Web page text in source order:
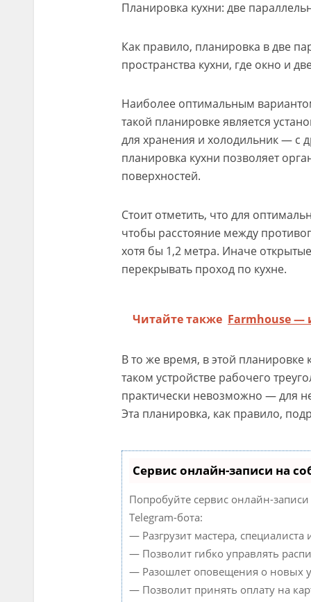
Планировка кухни: две
Как правило, планировка в две
пространства кухни, где окно и
Наиболее оптимальным
такой планировке является
для хранения и холодильник — с
планировка кухни позволяет
поверхностей.
Стоит отметить, что для
чтобы расстояние между
хотя бы 1,2 метра. Иначе
перекрывать проход по кухне.
Читайте также Farmhouse —
В то же время, в этой планировке
таком устройстве рабочего
практически невозможно — для
Эта планировка, как правило,
Сервис онлайн-записи на
Попробуйте сервис онлайн-
Telegram-бота:
— Разгрузит мастера,
— Позволит гибко управлять
— Разошлет оповещения о новых
— Позволит принять оплату на